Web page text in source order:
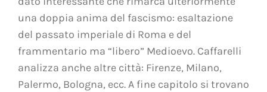
una doppia anima del fascismo: esaltazione
del passato imperiale di Roma e del
frammentario ma “libero” Medioevo. Caffarelli
analizza anche altre città: Firenze, Milano,
Palermo, Bologna, ecc. A fine capitolo si trovano